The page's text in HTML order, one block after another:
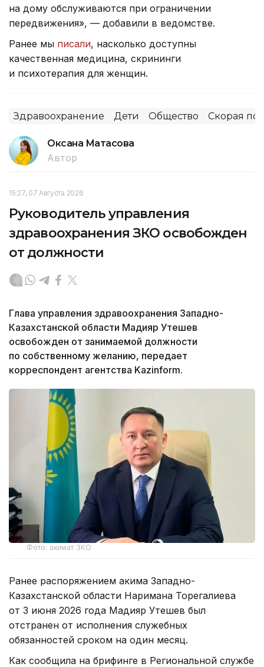
на дому обслуживаются при ограничении
передвижения», — добавили в ведомстве.
Ранее мы писали, насколько доступны
качественная медицина, скрининги
и психотерапия для женщин.
Здравоохранение Дети Общество Скорая
Оксана Матасова
Автор
15:27, 07 Августа 2026
Руководитель управления
здравоохранения ЗКО освобожден
от должности
Глава управления здравоохранения Западно-
Казахстанской области Мадияр Утешев
освобожден от занимаемой должности
по собственному желанию, передает
корреспондент агентства Kazinform.
Фото: акимат ЗКО
Ранее распоряжением акима Западно-
Казахстанской области Наримана Торегалиева
от 3 июня 2026 года Мадияр Утешев был
отстранен от исполнения служебных
обязанностей сроком на один месяц.
Как сообщила на брифинге в Региональной службе